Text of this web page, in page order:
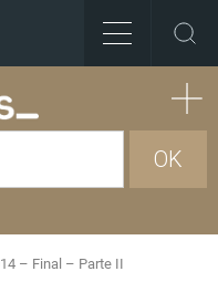
OK
– Final – Parte II